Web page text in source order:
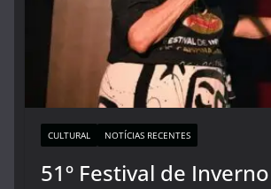
CULTURAL NOTÍCIAS RECENTES
51º Festival de